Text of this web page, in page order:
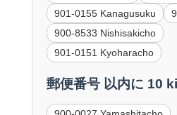
901-0155 Kanagusuku
900-8533 Nishisakicho
901-0151 Kyoharacho
郵便番号 以内に 10